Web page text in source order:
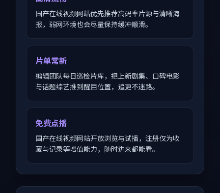
国产在线视频网站优先推荐高码率片源与清晰海
报，弱网环境也会尽量保持缓冲顺滑。
片单常新
编辑团队每日巡检片库，把上新剧集、口碑电影
与话题综艺推到醒目位置，追更不迷路。
免费点播
国产在线视频网站开放浏览与试播，注册仅为收
藏与记录等增值能力，随时进来都能看。